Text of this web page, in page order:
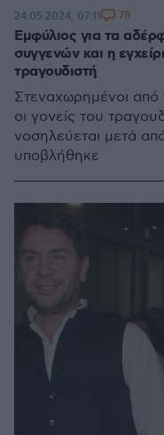
Εμφύλιος για τα
συγγενών και η
τραγουδιστή
Στεναχωρημένοι από
οι γονείς του
νοσηλεύεται μετά
υποβλήθηκε
24.05.2024, 07:11 78